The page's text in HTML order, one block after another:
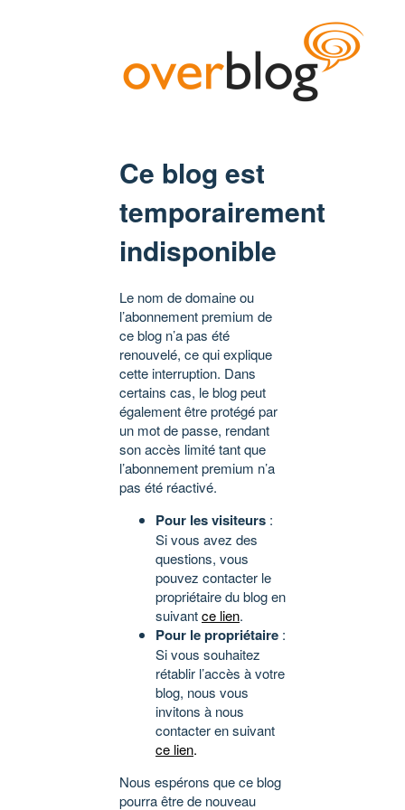
Ce blog est
temporairement
indisponible
Le nom de domaine ou
l’abonnement premium de
ce blog n’a pas été
renouvelé, ce qui explique
cette interruption. Dans
certains cas, le blog peut
également être protégé par
un mot de passe, rendant
son accès limité tant que
l’abonnement premium n’a
pas été réactivé.
Pour les visiteurs :
Si vous avez des
questions, vous
pouvez contacter le
propriétaire du blog en
suivantce lien.
Pour le propriétaire :
Si vous souhaitez
rétablir l’accès à votre
blog, nous vous
invitons à nous
contacter en suivant
ce lien.
Nous espérons que ce blog
pourra être de nouveau